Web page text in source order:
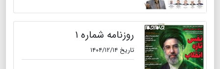
روزنامه شماره ۱
تاریخ ۱۴۰۴/۱۲/۱۴